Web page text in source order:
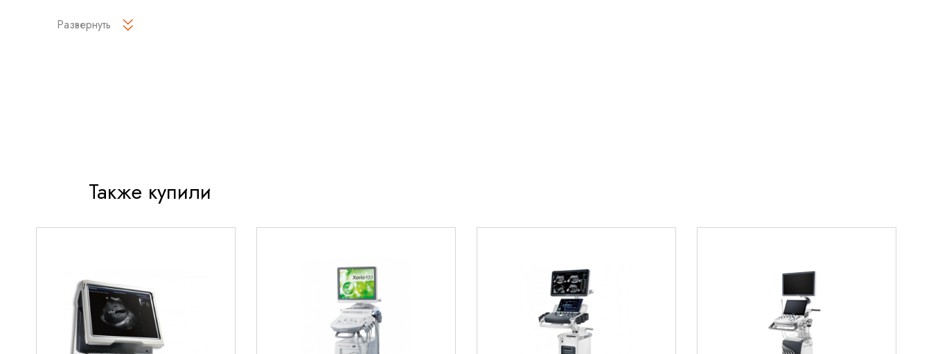
Технические характеристики
Диапазон частот: 2-5 МГц
Угол сканирования: 70°
Выбирая 4D мультичастотный конвексный датчикGE RAB2-5RS,
Возможность проведения комплексных исследований с высокой
диагностической ценностью
Улучшенное качество визуализации за счет передовых
технологий обработки сигнала
Развернуть
Также купили